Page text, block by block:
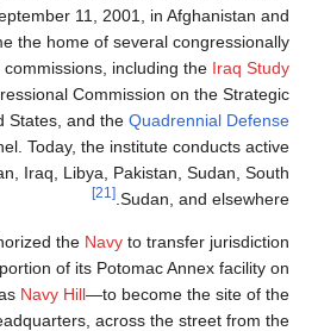
and, after September 11, 2001, in
also became the home of several
blue-ribbon commissions, including the
, the Congressional Commission on the
the United States, and the
Panel. Today, the institute
Afghanistan, Iraq, Libya, Pakistan,
Sudan, and
authorized theNavyto transfer
land—a portion of its Potomac Annex
known asNavy Hill—to become the
USIP headquarters, across the